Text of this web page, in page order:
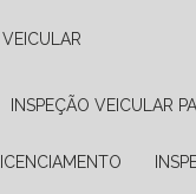
VEICULAR
INSPEÇÃO VEICULAR